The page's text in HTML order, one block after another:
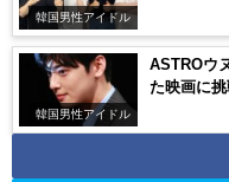
韓国男性アイドル
韓国男性アイドル
ASTROウ
た映画に挑